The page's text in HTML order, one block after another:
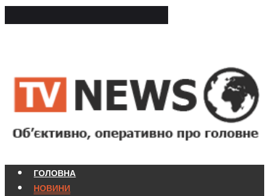
ГОЛОВНА
НОВИНИ